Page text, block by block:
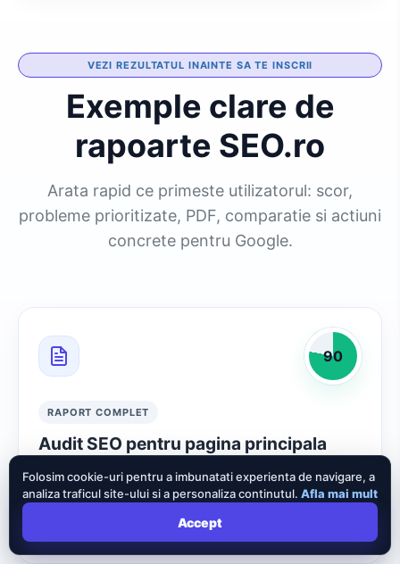
VEZI REZULTATUL INAINTE SA TE INSCRII
Exemple clare de
rapoarte SEO.ro
Arata rapid ce primeste utilizatorul: scor,
probleme prioritizate, PDF, comparatie si actiuni
concrete pentru Google.
90
RAPORT COMPLET
Audit SEO pentru pagina principala
Scor, TTFB, cuvinte, probleme tehnice, AI SEO
si recomandari explicate pe inteles.
Folosim cookie-uri pentru a imbunatati experienta de navigare, a
analiza traficul site-ului si a personaliza continutul. Afla mai mult
Accept